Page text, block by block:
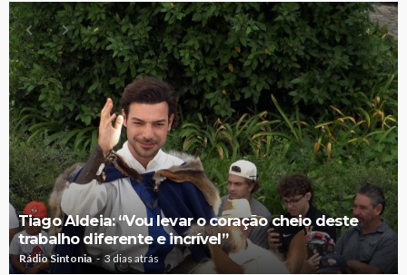
Tiago Aldeia: “Vou levar o coração cheio deste
trabalho diferente e incrível”
Rádio Sintonia 3 dias atrás